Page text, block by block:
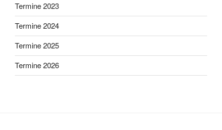
Termine 2023
Termine 2024
Termine 2025
Termine 2026